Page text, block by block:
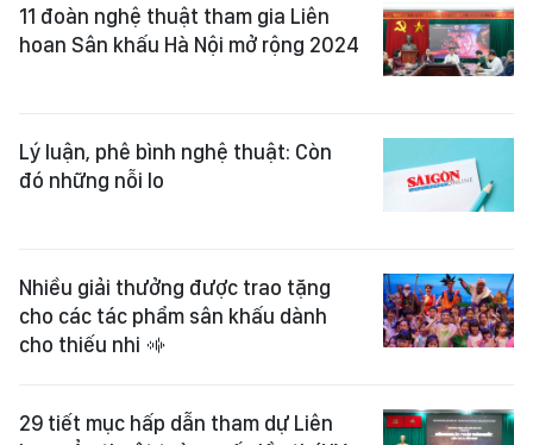
11 đoàn nghệ thuật tham gia Liên
hoan Sân khấu Hà Nội mở rộng 2024
Lý luận, phê bình nghệ thuật: Còn
đó những nỗi lo
Nhiều giải thưởng được trao tặng
cho các tác phẩm sân khấu dành
cho thiếu nhi
29 tiết mục hấp dẫn tham dự Liên